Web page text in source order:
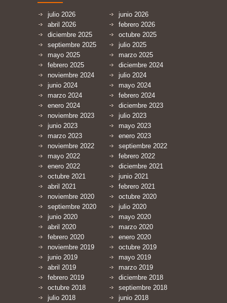
julio 2026
junio 2026
abril 2026
febrero 2026
diciembre 2025
octubre 2025
septiembre 2025
julio 2025
mayo 2025
marzo 2025
febrero 2025
diciembre 2024
noviembre 2024
julio 2024
junio 2024
mayo 2024
marzo 2024
febrero 2024
enero 2024
diciembre 2023
noviembre 2023
julio 2023
junio 2023
mayo 2023
marzo 2023
enero 2023
noviembre 2022
septiembre 2022
mayo 2022
febrero 2022
enero 2022
diciembre 2021
octubre 2021
junio 2021
abril 2021
febrero 2021
noviembre 2020
octubre 2020
septiembre 2020
julio 2020
junio 2020
mayo 2020
abril 2020
marzo 2020
febrero 2020
enero 2020
noviembre 2019
octubre 2019
junio 2019
mayo 2019
abril 2019
marzo 2019
febrero 2019
diciembre 2018
octubre 2018
septiembre 2018
julio 2018
junio 2018